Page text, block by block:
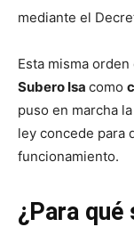
mediante el
Esta misma
Subero Isa como
puso en marcha
ley concede para
funcionamiento.
¿Para qué